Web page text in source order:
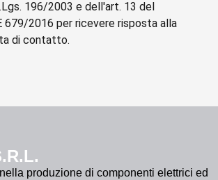
196/2003 e dell'art. 13 del
679/2016 per ricevere risposta alla
di contatto.
produzione di componenti elettrici ed